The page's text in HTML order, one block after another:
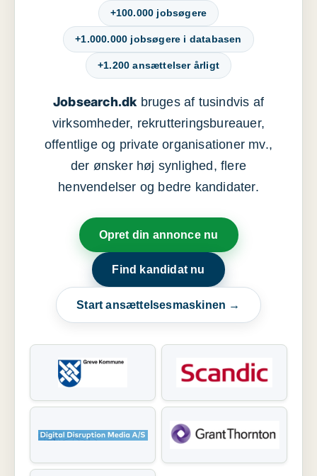
+100.000 jobsøgere
+1.000.000 jobsøgere i databasen
+1.200 ansættelser årligt
Jobsearch.dkbruges af tusindvis af
virksomheder, rekrutteringsbureauer,
offentlige og private organisationer mv.,
der ønsker høj synlighed, flere
henvendelser og bedre kandidater.
Opret din annonce nu
Find kandidat nu
Start ansættelsesmaskinen →